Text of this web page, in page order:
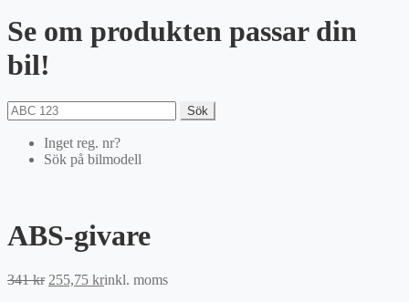
Se om produkten passar din
bil!
Sök
Inget reg. nr?
Sök på bilmodell
ABS-givare
341kr Det
255,75 krDet
inkl. moms